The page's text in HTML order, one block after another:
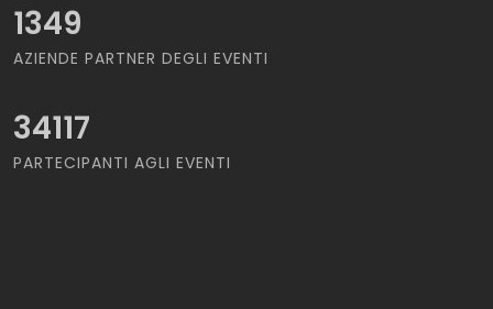
1349
AZIENDE PARTNER DEGLI EVENTI
34117
PARTECIPANTI AGLI EVENTI